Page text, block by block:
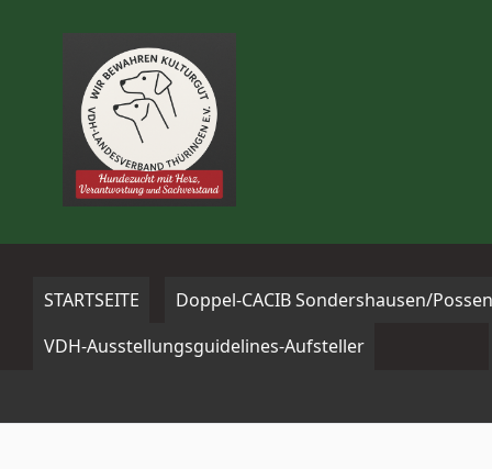
STARTSEITE Doppel-CACIB Sondershausen/
VDH-Ausstellungsguidelines-Aufsteller